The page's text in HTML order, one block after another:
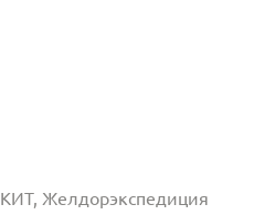
Желдорэкспедиция